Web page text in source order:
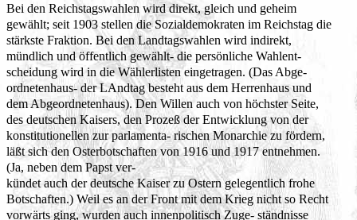
Bei den Reichstagswahlen wird direkt, gleich und geheim
gewählt; seit 1903 stellen die Sozialdemokraten im Reichstag die
stärkste Fraktion. Bei den Landtagswahlen wird indirekt,
mündlich und öffentlich gewählt- die persönliche Wahlent-
scheidung wird in die Wählerlisten eingetragen. (Das Abge-
ordnetenhaus- der LAndtag besteht aus dem Herrenhaus und
dem Abgeordnetenhaus). Den Willen auch von höchster Seite,
des deutschen Kaisers, den Prozeß der Entwicklung von der
konstitutionellen zur parlamenta- rischen Monarchie zu fördern,
läßt sich den Osterbotschaften von 1916 und 1917 entnehmen.
(Ja, neben dem Papst ver-
kündet auch der deutsche Kaiser zu Ostern gelegentlich frohe
Botschaften.) Weil es an der Front mit dem Krieg nicht so Recht
vorwärts ging, wurden auch innenpolitisch Zuge- ständnisse